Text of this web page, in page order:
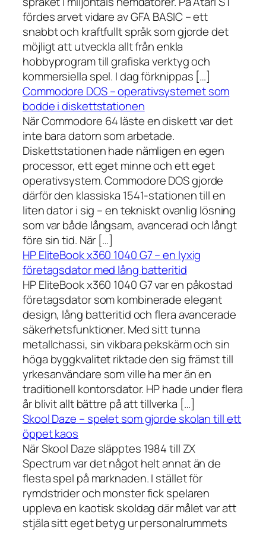
fördes arvet vidare av GFA BASIC – ett
snabbt och kraftfullt språk som gjorde det
möjligt att utveckla allt från enkla
hobbyprogram till grafiska verktyg och
kommersiella spel. I dag förknippas […]
Commodore DOS – operativsystemet som
bodde i diskettstationen
När Commodore 64 läste en diskett var det
inte bara datorn som arbetade.
Diskettstationen hade nämligen en egen
processor, ett eget minne och ett eget
operativsystem. Commodore DOS gjorde
därför den klassiska 1541-stationen till en
liten dator i sig – en tekniskt ovanlig lösning
som var både långsam, avancerad och långt
före sin tid. När […]
HP EliteBook x360 1040 G7 – en lyxig
företagsdator med lång batteritid
HP EliteBook x360 1040 G7 var en påkostad
företagsdator som kombinerade elegant
design, lång batteritid och flera avancerade
säkerhetsfunktioner. Med sitt tunna
metallchassi, sin vikbara pekskärm och sin
höga byggkvalitet riktade den sig främst till
yrkesanvändare som ville ha mer än en
traditionell kontorsdator. HP hade under flera
år blivit allt bättre på att tillverka […]
Skool Daze – spelet som gjorde skolan till ett
öppet kaos
När Skool Daze släpptes 1984 till ZX
Spectrum var det något helt annat än de
flesta spel på marknaden. I stället för
rymdstrider och monster fick spelaren
uppleva en kaotisk skoldag där målet var att
stjäla sitt eget betyg ur personalrummets